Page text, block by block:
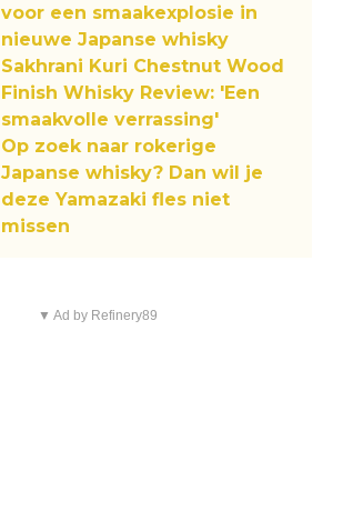
voor een smaakexplosie in
nieuwe Japanse whisky
Sakhrani Kuri Chestnut Wood
Finish Whisky Review: 'Een
smaakvolle verrassing'
Op zoek naar rokerige
Japanse whisky? Dan wil je
deze Yamazaki fles niet
missen
▼ Ad by Refinery89